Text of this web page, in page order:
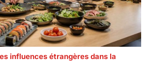
influences étrangères dans la